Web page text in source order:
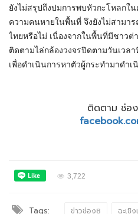
ยังไม่สรุปถึงปมการพบหัวกะโหลกใ
ความคนหายในพื้นที่ จึงยังไม่สามา
ไทยหรือไม่ เนื่องจากในพื้นที่มีชาวต่
ติดตามไล่กล้องวงจรปิดตามวันเวล
เพื่อดำเนินการหาตัวผู้กระทำมาดำเ
ติดตาม ช่อ
3,722
Tags: ข่าวช่อง8 ฉะเชิ